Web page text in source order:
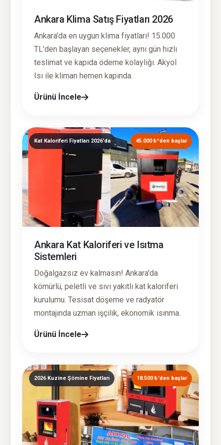
Ankara Klima Satış Fiyatları 2026
Ankara'da en uygun klima fiyatları! 15.000
TL'den başlayan seçenekler, aynı gün hızlı
teslimat ve kapıda ödeme kolaylığı. Akyol
Isı ile kliman hemen kapında.
Ürünü İncele
Kat Kaloriferi Fiyatları 2026'da 45.000 ₺^den başlar
Ankara Kat Kaloriferi ve Isıtma
Sistemleri
Doğalgazsız ev kalmasın! Ankara'da
kömürlü, peletli ve sıvı yakıtlı kat kaloriferi
kurulumu. Tesisat döşeme ve radyatör
montajında uzman işçilik, ekonomik ısınma.
Ürünü İncele
2026 Kuzine Şömine Fiyatları 18.500 ₺'den başlar